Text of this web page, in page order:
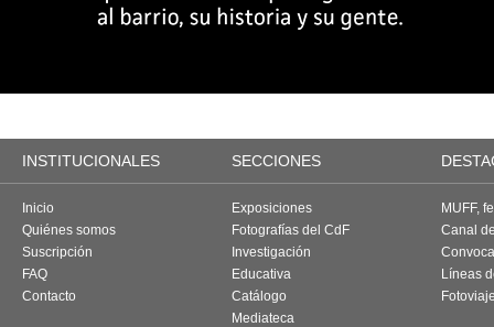
INSTITUCIONALES SECCIONES
Inicio
Quiénes somos
Suscripción
FAQ
Contacto
Exposiciones
Fotografías del CdF
Investigación
Educativa
Catálogo
Mediateca
MUFF,
Canal
Líneas